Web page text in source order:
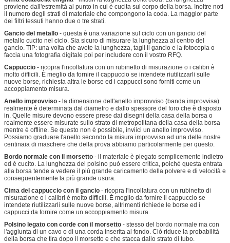
proviene dall'estremità al punto in cui è cucita sul corpo della borsa. Inoltre noti
il numero degli strati di materiale che compongono la coda. La maggior parte
dei filtri tessuti hanno due o tre strati.
Gancio del metallo - questa è una variazione sul ciclo con un gancio del
metallo cucito nel ciclo. Sia sicuro di misurare la lunghezza al centro del
gancio. TIP: una volta che avete la lunghezza, tagli il gancio e la fotocopia o
faccia una fotografia digitale poi per includere con il vostro RFQ.
Cappuccio - ricopra l'incollatura con un rubinetto di misurazione o i calibri è
molto difficili. È meglio da fornire il cappuccio se intendete riutilizzarli sulle
nuove borse, richiesta altra le borse ed i cappucci sono forniti come un
accoppiamento misura.
Anello improvviso - la dimensione dell'anello improvviso (banda improvvisa)
realmente è determinata dal diametro e dallo spessore del foro che è disposto
in. Quelle misure devono essere prese dai disegni della casa della borsa o
realmente essere misurate sullo strato di metropolitana della casa della borsa
mentre è offline. Se questo non è possibile, inviici un anello improvviso.
Possiamo graduare l'anello secondo la misura improvviso ad una delle nostre
centinaia di maschere che della prova abbiamo particolarmente per questo.
Bordo normale con il morsetto - il materiale è piegato semplicemente indietro
ed è cucito. La lunghezza del polsino può essere critica, poichè questa entrata
alla borsa tende a vedere il più grande caricamento della polvere e di velocità e
conseguentemente la più grande usura.
Cima del cappuccio con il gancio - ricopra l'incollatura con un rubinetto di
misurazione o i calibri è molto difficili. È meglio da fornire il cappuccio se
intendete riutilizzarli sulle nuove borse, altrimenti richiede le borse ed i
cappucci da fornire come un accoppiamento misura.
Polsino legato con corde con il morsetto - stesso del bordo normale ma con
l'aggiunta di un cavo o di una corda inserita al fondo. Ciò riduce la probabilità
della borsa che tira dopo il morsetto e che stacca dallo strato di tubo.